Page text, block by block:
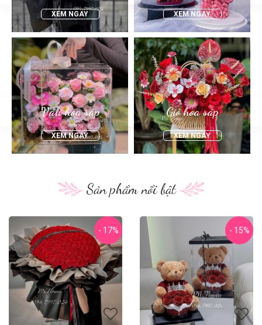
XEM NGAY XEM NGAY
Vali hoa sáp
XEM NGAY
Giỏ hoa sáp
XEM NGAY
Sản phẩm nổi bật
- 17% - 15%